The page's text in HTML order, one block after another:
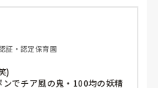
証・認定保育園
)
でチア風の鬼・100均の妖精